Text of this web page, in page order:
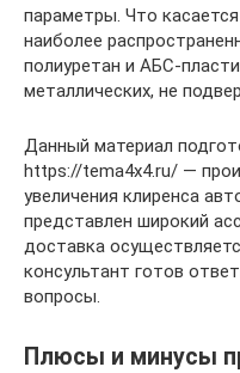
параметры. Что
наиболее
полиуретан и АБС-
металлических, не
Данный материал
https://tema4x4.ru/ —
увеличения клиренса
представлен широкий
доставка
консультант готов
вопросы.
Плюсы и минусы